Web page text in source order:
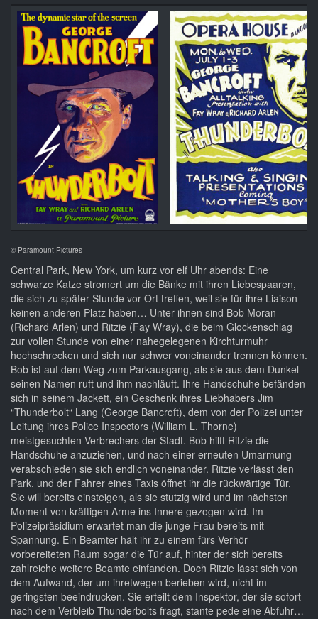
© Paramount Pictures
Central Park, New York, um kurz vor elf Uhr abends: Eine
schwarze Katze stromert um die Bänke mit ihren Liebespaaren,
die sich zu später Stunde vor Ort treffen, weil sie für ihre Liaison
keinen anderen Platz haben… Unter ihnen sind Bob Moran
(Richard Arlen) und Ritzie (Fay Wray), die beim Glockenschlag
zur vollen Stunde von einer nahegelegenen Kirchturmuhr
hochschrecken und sich nur schwer voneinander trennen können.
Bob ist auf dem Weg zum Parkausgang, als sie aus dem Dunkel
seinen Namen ruft und ihm nachläuft. Ihre Handschuhe befänden
sich in seinem Jackett, ein Geschenk ihres Liebhabers Jim
“Thunderbolt“ Lang (George Bancroft), dem von der Polizei unter
Leitung ihres Police Inspectors (William L. Thorne)
meistgesuchten Verbrechers der Stadt. Bob hilft Ritzie die
Handschuhe anzuziehen, und nach einer erneuten Umarmung
verabschieden sie sich endlich voneinander. Ritzie verlässt den
Park, und der Fahrer eines Taxis öffnet ihr die rückwärtige Tür.
Sie will bereits einsteigen, als sie stutzig wird und im nächsten
Moment von kräftigen Arme ins Innere gezogen wird. Im
Polizeipräsidium erwartet man die junge Frau bereits mit
Spannung. Ein Beamter hält ihr zu einem fürs Verhör
vorbereiteten Raum sogar die Tür auf, hinter der sich bereits
zahlreiche weitere Beamte einfanden. Doch Ritzie lässt sich von
dem Aufwand, der um ihretwegen berieben wird, nicht im
geringsten beeindrucken. Sie erteilt dem Inspektor, der sie sofort
nach dem Verbleib Thunderbolts fragt, stante pede eine Abfuhr…